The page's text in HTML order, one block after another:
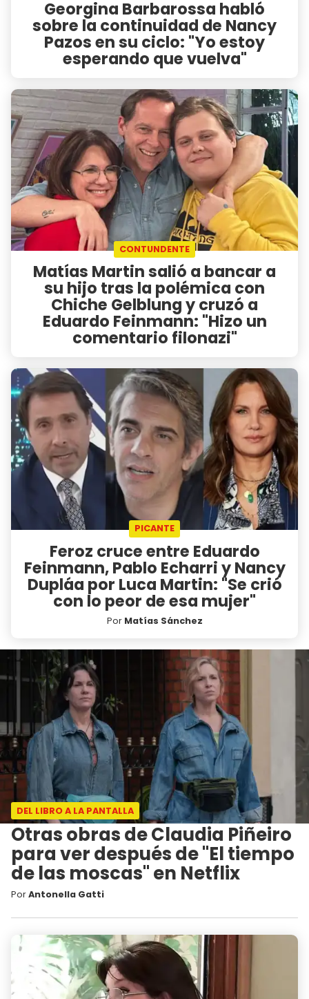
Georgina Barbarossa habló
sobre la continuidad de Nancy
Pazos en su ciclo: "Yo estoy
esperando que vuelva"
CONTUNDENTE
Matías Martin salió a bancar a
su hijo tras la polémica con
Chiche Gelblung y cruzó a
Eduardo Feinmann: "Hizo un
comentario filonazi"
PICANTE
Feroz cruce entre Eduardo
Feinmann, Pablo Echarri y Nancy
Dupláa por Luca Martin: "Se crió
con lo peor de esa mujer"
Por Matías Sánchez
DEL LIBRO A LA PANTALLA
Otras obras de Claudia Piñeiro
para ver después de "El tiempo
de las moscas" en Netflix
PorAntonella Gatti